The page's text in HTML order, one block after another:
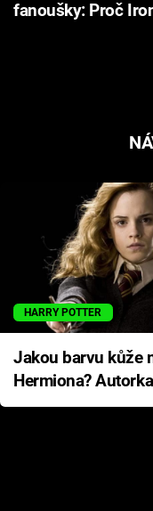
fanoušky: Proč
HARRY POTTER
Jakou barvu kůže
Hermiona?
Pottera přišla s